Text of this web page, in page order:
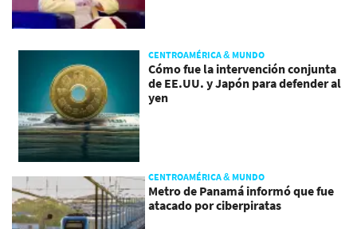
CENTROAMÉRICA & MUNDO
Cómo fue la intervención conjunta
de EE.UU. y Japón para defender al
yen
CENTROAMÉRICA & MUNDO
Metro de Panamá informó que fue
atacado por ciberpiratas